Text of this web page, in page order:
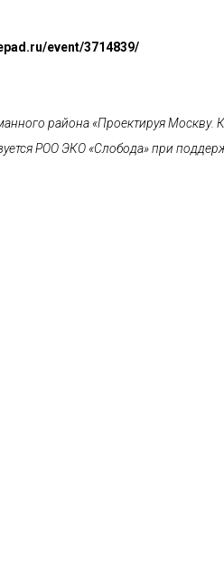
event/3714839/
района «Проектируя
РОО ЭКО «Слобода» при